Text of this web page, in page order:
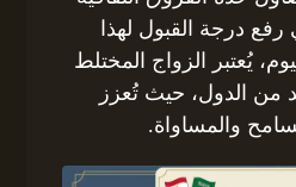
رفع درجة القبول لهذا
يُعتبر الزواج المختلط
من الدول، حيث تُعزز
والمساواة.